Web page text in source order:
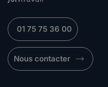
01 75 75 36 00
Nous contacter